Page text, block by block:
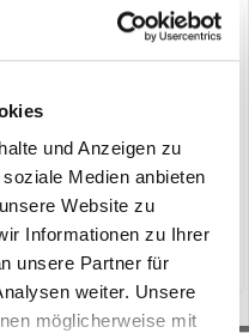
und Anzeigen zu
Medien anbieten
Website zu
Informationen zu Ihrer
unsere Partner für
weiter. Unsere
möglicherweise mit
inNews aus der
Maschineneinsatz gerne
Bagger PC360LCi-11 und
Komplettpaket aus hoher
und präzisem Planum.
vollständig inte...